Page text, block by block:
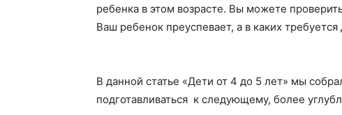
ребенка в этом возрасте. Вы можете
Ваш ребенок преуспевает, а в каких
В данной статье «Дети от 4 до 5 лет» мы
подготавливаться к следующему, более